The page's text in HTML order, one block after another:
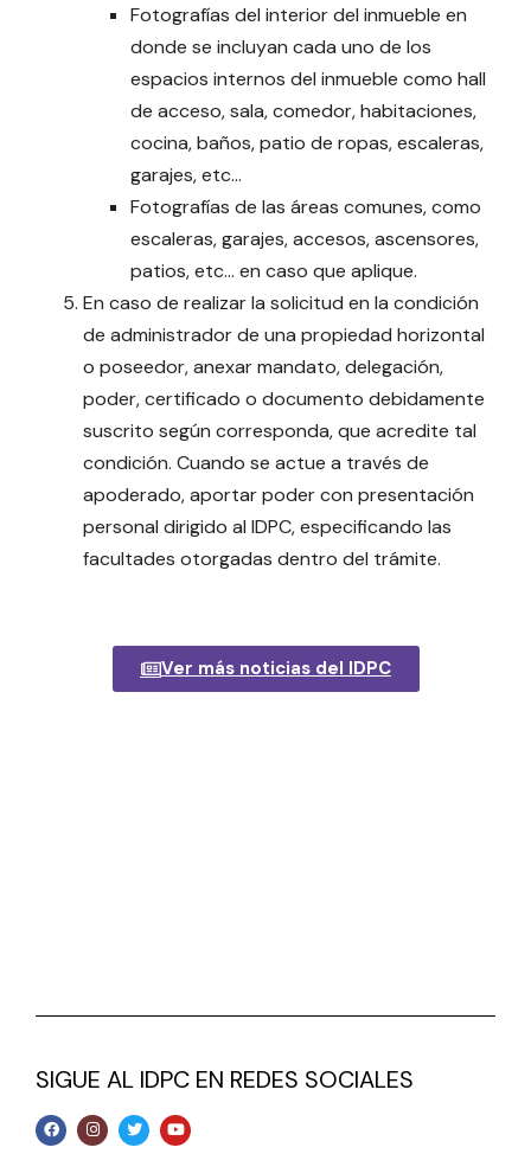
Fotografías del interior del inmueble en
donde se incluyan cada uno de los
espacios internos del inmueble como hall
de acceso, sala, comedor, habitaciones,
cocina, baños, patio de ropas, escaleras,
garajes, etc…
Fotografías de las áreas comunes, como
escaleras, garajes, accesos, ascensores,
patios, etc… en caso que aplique.
En caso de realizar la solicitud en la condición
de administrador de una propiedad horizontal
o poseedor, anexar mandato, delegación,
poder, certificado o documento debidamente
suscrito según corresponda, que acredite tal
condición. Cuando se actue a través de
apoderado, aportar poder con presentación
personal dirigido al IDPC, especificando las
facultades otorgadas dentro del trámite.
Ver más noticias del IDPC
SIGUE AL IDPC EN REDES SOCIALES